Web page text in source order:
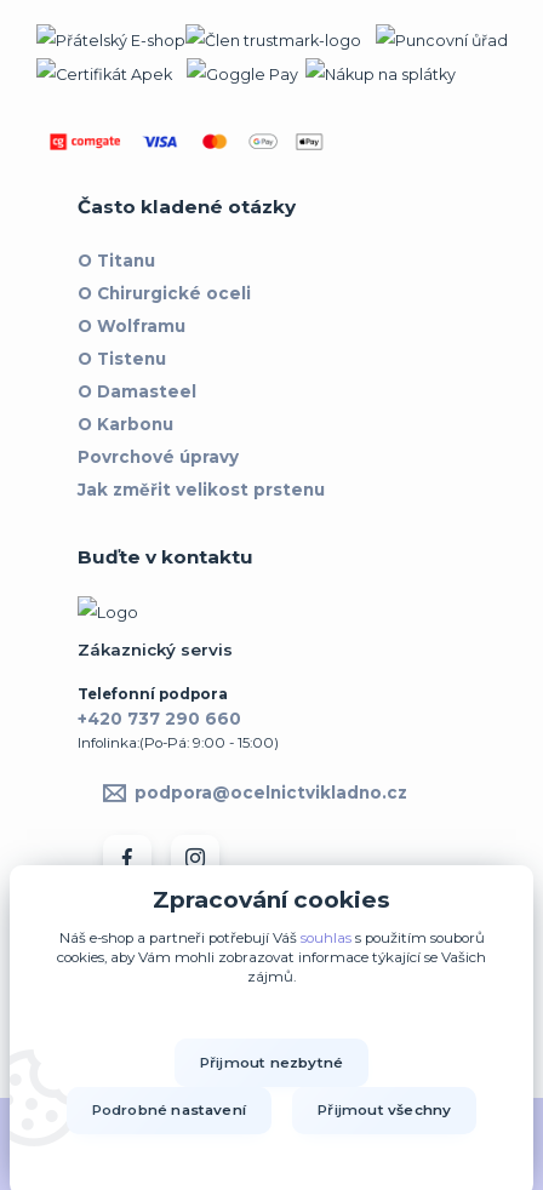
Často kladené otázky
O Titanu
O Chirurgické oceli
O Wolframu
O Tistenu
O Damasteel
O Karbonu
Povrchové úpravy
Jak změřit velikost prstenu
Buďte v kontaktu
Zákaznický servis
Telefonní podpora
+420 737 290 660
Infolinka:(Po-Pá: 9:00 - 15:00)
podpora@ocelnictvikladno.cz
Upravit sběr cookies.
Zpracování cookies
Náš e-shop a partneři potřebují Váš souhlass použitím souborů
cookies, aby Vám mohli zobrazovat informace týkající se Vašich
zájmů.
Přijmout nezbytné
Podrobné nastavení Přijmout všechny